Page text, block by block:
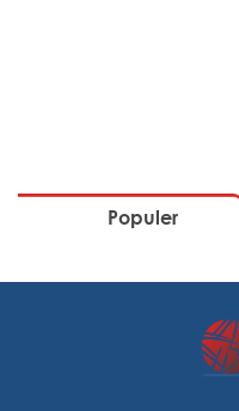
Populer